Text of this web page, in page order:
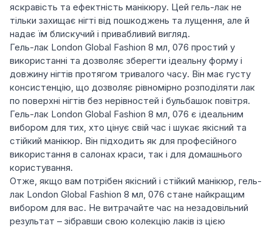
яскравість та ефектність манікюру. Цей гель-лак не
тільки захищає нігті від пошкоджень та лущення, але й
надає їм блискучий і привабливий вигляд.
Гель-лак London Global Fashion 8 мл, 076 простий у
використанні та дозволяє зберегти ідеальну форму і
довжину нігтів протягом тривалого часу. Він має густу
консистенцію, що дозволяє рівномірно розподіляти лак
по поверхні нігтів без нерівностей і бульбашок повітря.
Гель-лак London Global Fashion 8 мл, 076 є ідеальним
вибором для тих, хто цінує свій час і шукає якісний та
стійкий манікюр. Він підходить як для професійного
використання в салонах краси, так і для домашнього
користування.
Отже, якщо вам потрібен якісний і стійкий манікюр, гель-
лак London Global Fashion 8 мл, 076 стане найкращим
вибором для вас. Не витрачайте час на незадовільний
результат – зібравши свою колекцію лаків із цією